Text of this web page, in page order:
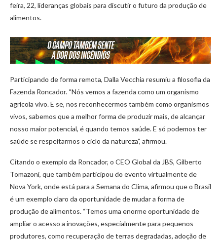
feira, 22, lideranças globais para discutir o futuro da produção de
alimentos.
Participando de forma remota, Dalla Vecchia resumiu a filosofia da
Fazenda Roncador. “Nós vemos a fazenda como um organismo
agrícola vivo. E se, nos reconhecermos também como organismos
vivos, sabemos que a melhor forma de produzir mais, de alcançar
nosso maior potencial, é quando temos saúde. E só podemos ter
saúde se respeitarmos o ciclo da natureza”, afirmou.
Citando o exemplo da Roncador, o CEO Global da JBS, Gilberto
Tomazoni, que também participou do evento virtualmente de
Nova York, onde está para a Semana do Clima, afirmou que o Brasil
é um exemplo claro da oportunidade de mudar a forma de
produção de alimentos. “Temos uma enorme oportunidade de
ampliar o acesso a inovações, especialmente para pequenos
produtores, como recuperação de terras degradadas, adoção de